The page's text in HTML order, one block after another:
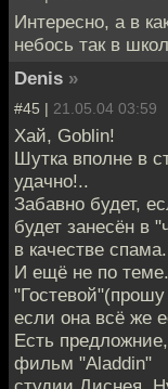
Интересно, а в
небось так в
Denis »
#45 | 21.05.04 03:59
Хай, Goblin!
Шутка вполне в
удачно!..
Забавно будет,
будет занесён в
в качестве
И ещё не по
если она всё же
Есть
фильм "Aladdin"